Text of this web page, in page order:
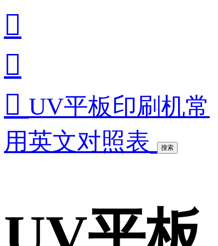


 UV平板印刷机常
用英文对照表
搜索